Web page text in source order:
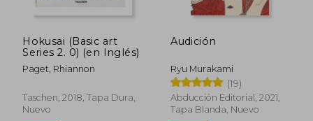
Hokusai (Basic art
Series 2. 0) (en Inglés)
Paget, Rhiannon
Taschen, 2018, Tapa Dura,
Nuevo
Audición
Ryu Murakami
(19)
Abducción Editorial, 2021,
Tapa Blanda, Nuevo